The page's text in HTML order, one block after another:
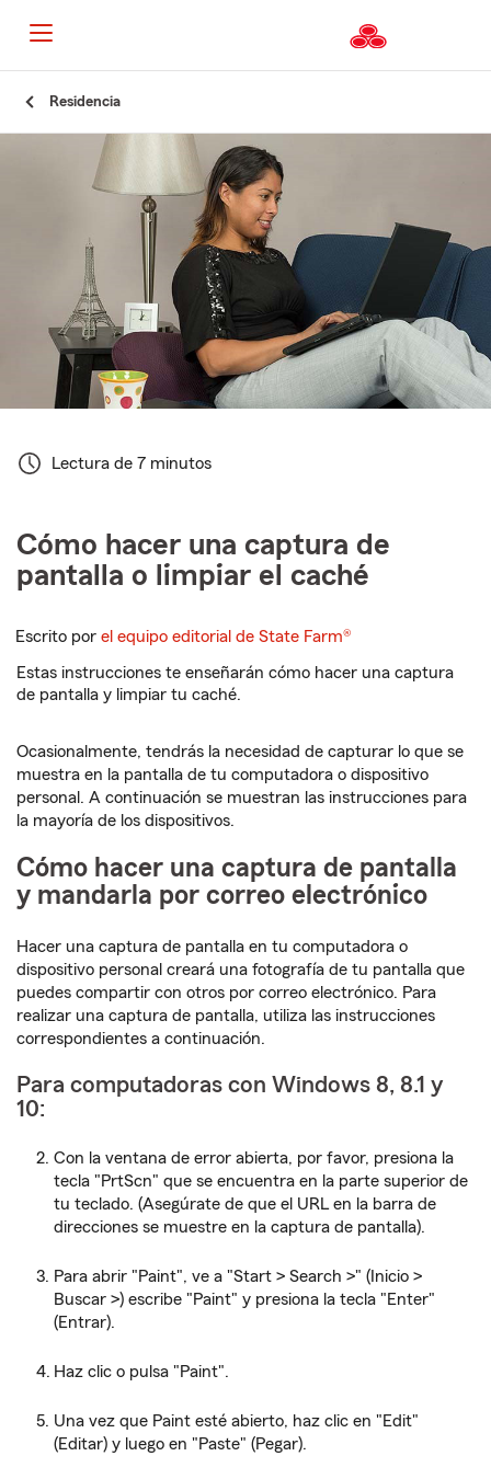
Residencia
Lectura de 7 minutos
Cómo hacer una captura de
pantalla o limpiar el caché
Escrito porel equipo editorial de State Farm®
Estas instrucciones te enseñarán cómo hacer una captura
de pantalla y limpiar tu caché.
Ocasionalmente, tendrás la necesidad de capturar lo que se
muestra en la pantalla de tu computadora o dispositivo
personal. A continuación se muestran las instrucciones para
la mayoría de los dispositivos.
Cómo hacer una captura de pantalla
y mandarla por correo electrónico
Hacer una captura de pantalla en tu computadora o
dispositivo personal creará una fotografía de tu pantalla que
puedes compartir con otros por correo electrónico. Para
realizar una captura de pantalla, utiliza las instrucciones
correspondientes a continuación.
Para computadoras con Windows 8, 8.1 y
10:
Con la ventana de error abierta, por favor, presiona la
tecla "PrtScn" que se encuentra en la parte superior de
tu teclado. (Asegúrate de que el URL en la barra de
direcciones se muestre en la captura de pantalla).
Para abrir "Paint", ve a "Start > Search >" (Inicio >
Buscar >) escribe "Paint" y presiona la tecla "Enter"
(Entrar).
Haz clic o pulsa "Paint".
Una vez que Paint esté abierto, haz clic en "Edit"
(Editar) y luego en "Paste" (Pegar).